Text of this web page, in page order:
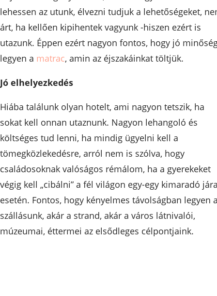
lehessen az utunk, élvezni tudjuk a lehetőségeket,
árt, ha kellően kipihentek vagyunk -hiszen ezért is
utazunk. Éppen ezért nagyon fontos, hogy jó
legyen a matrac, amin az éjszakáinkat töltjük.
Jó elhelyezkedés
Hiába találunk olyan hotelt, ami nagyon tetszik, ha
sokat kell onnan utaznunk. Nagyon lehangoló és
költséges tud lenni, ha mindig ügyelni kell a
tömegközlekedésre, arról nem is szólva, hogy
családosoknak valóságos rémálom, ha a gyerekeket
végig kell „cibálni” a fél világon egy-egy kimaradó
esetén. Fontos, hogy kényelmes távolságban legyen
szállásunk, akár a strand, akár a város látnivalói,
múzeumai, éttermei az elsődleges célpontjaink.